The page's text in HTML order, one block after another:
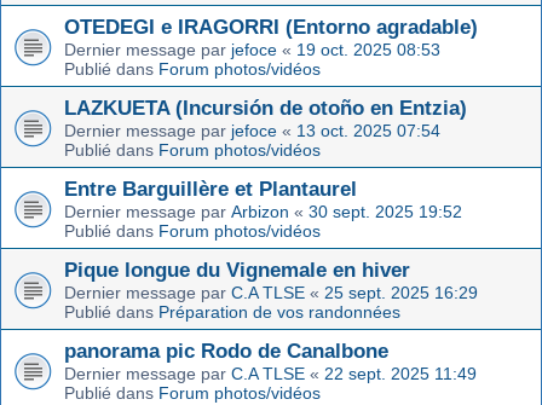
OTEDEGI e IRAGORRI (Entorno agradable)
Dernier message par jefoce « 19 oct. 2025 08:53
Publié dans Forum photos/vidéos
LAZKUETA (Incursión de otoño en Entzia)
Dernier message par jefoce « 13 oct. 2025 07:54
Publié dans Forum photos/vidéos
Entre Barguillère et Plantaurel
Dernier message par Arbizon « 30 sept. 2025 19:52
Publié dans Forum photos/vidéos
Pique longue du Vignemale en hiver
Dernier message par C.A TLSE « 25 sept. 2025 16:29
Publié dans Préparation de vos randonnées
panorama pic Rodo de Canalbone
Dernier message par C.A TLSE « 22 sept. 2025 11:49
Publié dans Forum photos/vidéos